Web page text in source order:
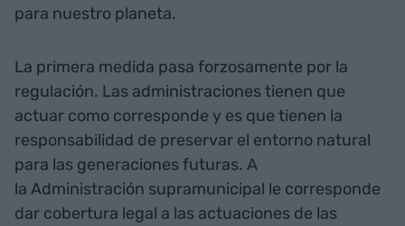
para nuestro planeta.
La primera medida pasa forzosamente por la
regulación. Las administraciones tienen que
actuar como corresponde y es que tienen la
responsabilidad de preservar el entorno natural
para las generaciones futuras. A
la Administración supramunicipal le corresponde
dar cobertura legal a las actuaciones de las